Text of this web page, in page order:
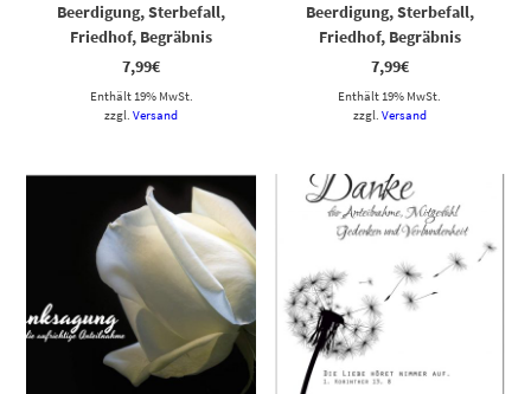
Beerdigung, Sterbefall,
Friedhof, Begräbnis
7,99€
Enthält 19% MwSt.
zzgl.Versand
Beerdigung, Sterbefall,
Friedhof, Begräbnis
7,99€
Enthält 19% MwSt.
zzgl. Versand